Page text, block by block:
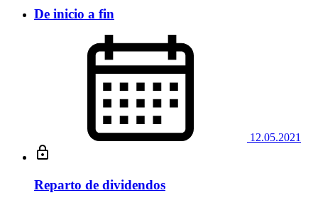
De inicio a fin
12.05.2021
Reparto de dividendos